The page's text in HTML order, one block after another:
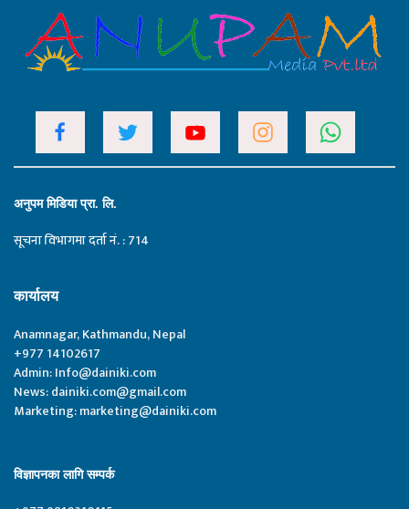
अनुपम मिडिया प्रा. लि.
सूचना विभागमा दर्ता नं. : 714
कार्यालय
Anamnagar, Kathmandu, Nepal
+977 14102617
Admin:Info@dainiki.com
News:dainiki.com@gmail.com
Marketing:marketing@dainiki.com
विज्ञापनका लागि सम्पर्क